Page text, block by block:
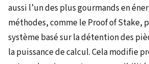
aussi l’un des plus gourmands en
méthodes, comme le Proof of Stake,
système basé sur la détention des
la puissance de calcul. Cela modifie